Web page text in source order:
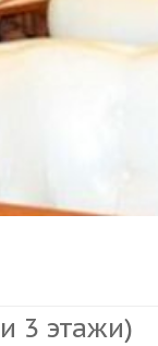
3 этажи)